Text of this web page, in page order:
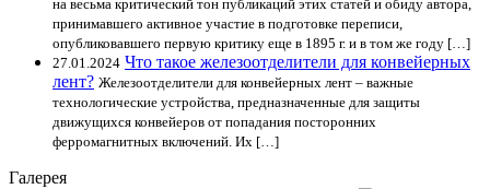
на весьма критический тон публикаций этих статей и обиду автора,
принимавшего активное участие в подготовке переписи,
опубликовавшего первую критику еще в 1895 г. и в том же году […]
27.01.2024 Что такое железоотделители для конвейерных
лент? Железоотделители для конвейерных лент – важные
технологические устройства, предназначенные для защиты
движущихся конвейеров от попадания посторонних
ферромагнитных включений. Их […]
Галерея